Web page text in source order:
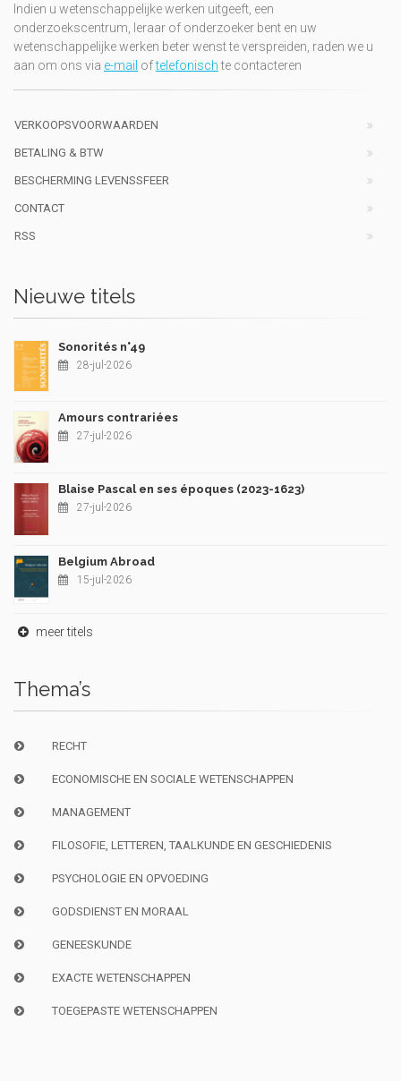
Indien u wetenschappelijke werken uitgeeft, een
onderzoekscentrum, leraar of onderzoeker bent en uw
wetenschappelijke werken beter wenst te verspreiden, raden we u
aan om ons via e-mail oftelefonischte contacteren
VERKOOPSVOORWAARDEN
BETALING & BTW
BESCHERMING LEVENSSFEER
CONTACT
RSS
Nieuwe titels
Sonorités n°49
28-jul-2026
Amours contrariées
27-jul-2026
Blaise Pascal en ses époques (2023-1623)
27-jul-2026
Belgium Abroad
15-jul-2026
meer titels
Thema’s
RECHT
ECONOMISCHE EN SOCIALE WETENSCHAPPEN
MANAGEMENT
FILOSOFIE, LETTEREN, TAALKUNDE EN GESCHIEDENIS
PSYCHOLOGIE EN OPVOEDING
GODSDIENST EN MORAAL
GENEESKUNDE
EXACTE WETENSCHAPPEN
TOEGEPASTE WETENSCHAPPEN